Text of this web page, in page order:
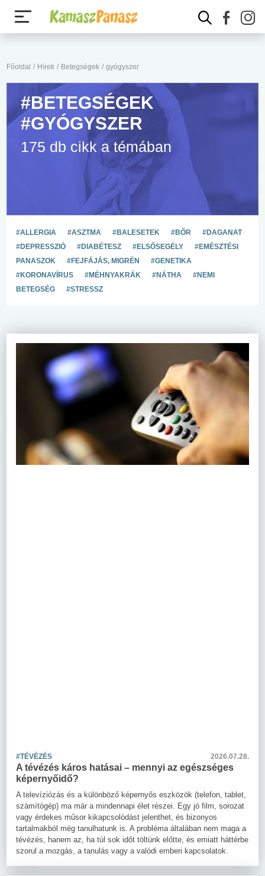
Főoldal / Hírek / Betegségek / gyógyszer
#BETEGSÉGEK
#GYÓGYSZER
175 db cikk a témában
#ALLERGIA #ASZTMA #BALESETEK #BŐR
#DAGANAT
#DEPRESSZIÓ
#DIABÉTESZ #ELSŐSEGÉLY
#EMÉSZTÉSI
PANASZOK
#FEJFÁJÁS, MIGRÉN
#GENETIKA
#KORONAVÍRUS
#MÉHNYAKRÁK #NÁTHA
#NEMI
BETEGSÉG
#STRESSZ
#TÉVÉZÉS 2026.07.28.
A tévézés káros hatásai – mennyi az egészséges
képernyőidő?
A televíziózás és a különböző képernyős eszközök (telefon, tablet,
számítógép) ma már a mindennapi élet részei. Egy jó film, sorozat
vagy érdekes műsor kikapcsolódást jelenthet, és bizonyos
tartalmakból még tanulhatunk is. A probléma általában nem maga a
tévézés, hanem az, ha túl sok időt töltünk előtte, és emiatt háttérbe
szorul a mozgás, a tanulás vagy a valódi emberi kapcsolatok.